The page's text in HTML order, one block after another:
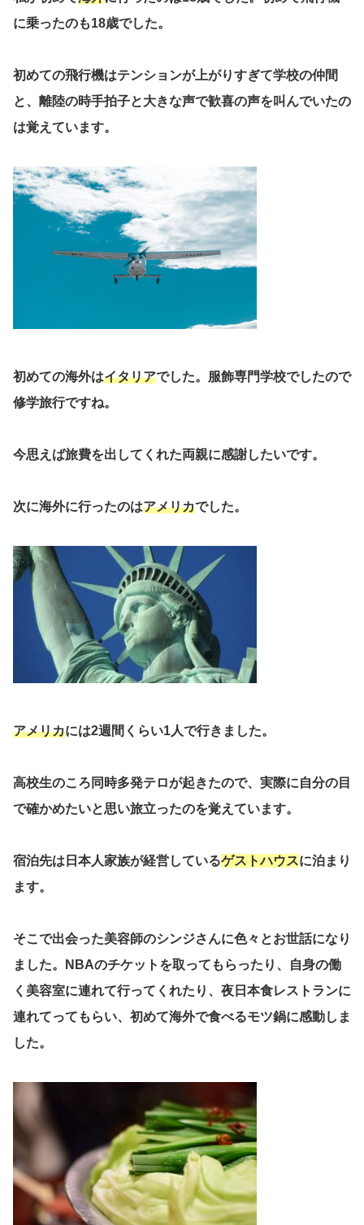
に乗ったのも18歳でした。
初めての飛行機はテンションが上がりすぎて学校の仲間
と、離陸の時手拍子と大きな声で歓喜の声を叫んでいたの
は覚えています。
初めての海外はイタリアでした。服飾専門学校でしたので
修学旅行ですね。
今思えば旅費を出してくれた両親に感謝したいです。
次に海外に行ったのはアメリカでした。
アメリカには2週間くらい1人で行きました。
高校生のころ 同時多発テロが起きたので、実際に自分の目
で確かめたいと思い旅立ったのを覚えています。
宿泊先は日本人家族が経営しているゲストハウスに泊まり
ます。
そこで出会った美容師のシンジさんに色々とお世話になり
ました。NBAのチケットを取ってもらったり、自身の働
く美容室に連れて行ってくれたり、夜日本食レストランに
連れてってもらい、初めて海外で食べるモツ鍋に感動しま
した。